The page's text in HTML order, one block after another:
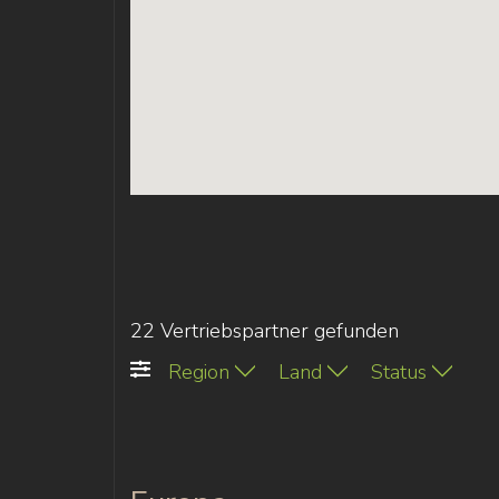
22 Vertriebspartner gefunden
Region
Land Status